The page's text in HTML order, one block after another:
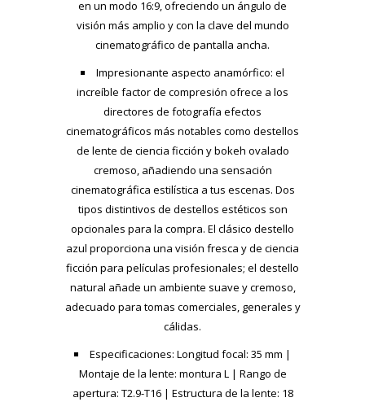
en un modo 16:9, ofreciendo un ángulo de
visión más amplio y con la clave del mundo
cinematográfico de pantalla ancha.
Impresionante aspecto anamórfico: el
increíble factor de compresión ofrece a los
directores de fotografía efectos
cinematográficos más notables como destellos
de lente de ciencia ficción y bokeh ovalado
cremoso, añadiendo una sensación
cinematográfica estilística a tus escenas. Dos
tipos distintivos de destellos estéticos son
opcionales para la compra. El clásico destello
azul proporciona una visión fresca y de ciencia
ficción para películas profesionales; el destello
natural añade un ambiente suave y cremoso,
adecuado para tomas comerciales, generales y
cálidas.
Especificaciones: Longitud focal: 35 mm |
Montaje de la lente: montura L | Rango de
apertura: T2.9-T16 | Estructura de la lente: 18